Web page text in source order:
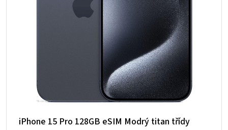
iPhone 15 Pro 128GB eSIM Modrý titan třídy